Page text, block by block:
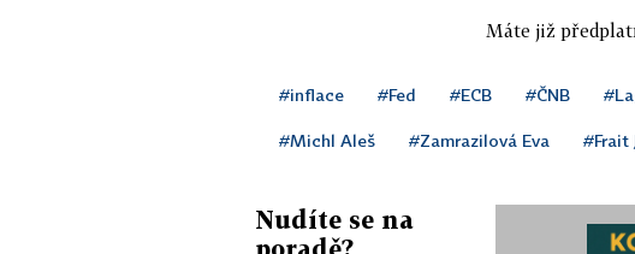
Máte již
#inflace #Fed #ECB #ČNB
#Michl Aleš #Zamrazilová Eva #Frait
Nudíte se na
poradě?